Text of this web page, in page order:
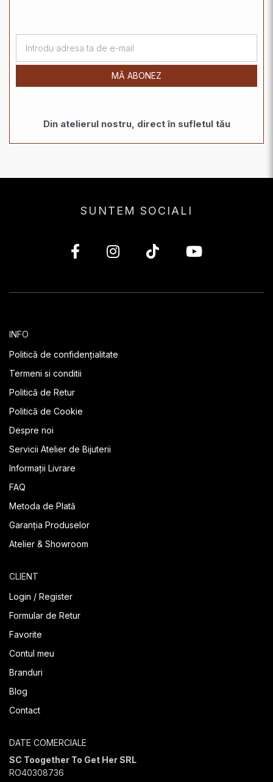
MĂ ABONEZ
Din atelierul nostru, direct în sufletul tău
SUNTEM SOCIALI
INFO
Politică de confidențialitate
Termeni si conditii
Politică de Retur
Politică de Cookie
Despre noi
Servicii Atelier de Bijuterii
Informații Livrare
FAQ
Metoda de Plată
Garanția Produselor
Atelier & Showroom
CLIENT
Login / Register
Formular de Retur
Favorite
Contul meu
Branduri
Blog
Contact
DATE COMERCIALE
SC Toogether To Get Her SRL
RO40308736